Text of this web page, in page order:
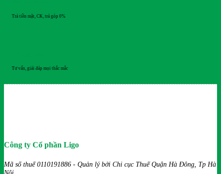
Trả tiền mặt, CK, trả góp 0%
Tư vấn, giải đáp mọi thắc mắc
Công ty Cổ phần Ligo
Mã số thuế 0110191886 - Quản lý bởi Chi cục Thuế Quận Hà Đông, Tp Hà
Nội